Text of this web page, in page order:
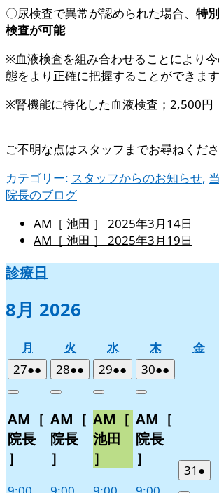
〇尿検査で異常が認められた場合、 特
検査が可能
※血液検査を組み合わせることにより
態をより正確に把握することができます
※腎機能に特化した血液検査；2,500円
ご不明な点はスタッフまでお尋ねくださ
カテゴリー: スタッフからのお知らせ,
院長のブログ
AM［ 池田 ］ 2025年3月14日
AM［ 池田 ］ 2025年3月19日
診療日
8月 2026
月
曜
日
火
曜
日
水水
曜
日
木木
曜
日
金金
272026
年
月
27
日
●●
件
イ
ベ
ト)
Close
AM［
院長
］
282026
年
月
28
日
●●
件
イ
ベ
ト)
Close
AM［
院長
］
292026
年
月
29
日
●●
件
イ
ベ
ト)
Close
AM［
池田
］
302026
年
月
30
日
●●
件
イ
Close
AM［
院長
］
31
年
●
件